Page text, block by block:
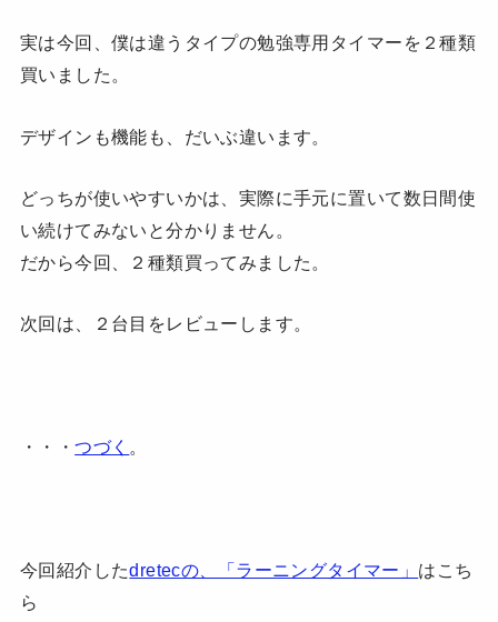
実は今回、僕は違うタイプの勉強専用タイマーを２種類
買いました。
デザインも機能も、だいぶ違います。
どっちが使いやすいかは、実際に手元に置いて数日間使
い続けてみないと分かりません。
だから今回、２種類買ってみました。
次回は、２台目をレビューします。
・・・つづく 。
今回紹介したdretecの、「ラーニングタイマー」 はこち
ら